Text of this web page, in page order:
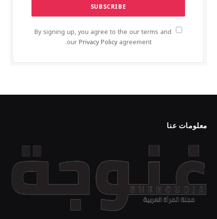
By signing up, you agree to the our terms and
ourPrivacy Policyagreement.
معلومات عنا